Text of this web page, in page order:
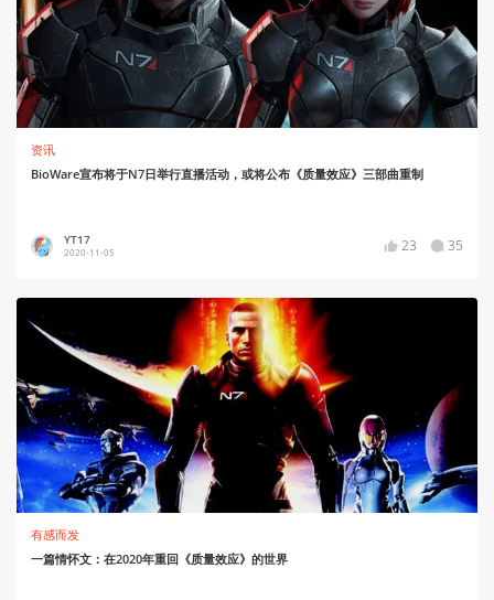
资讯
BioWare宣布将于N7日举行直播活动，或将公布《质量效应》三部曲重制
YT17
2020-11-05 23 35
有感而发
一篇情怀文：在2020年重回《质量效应》的世界